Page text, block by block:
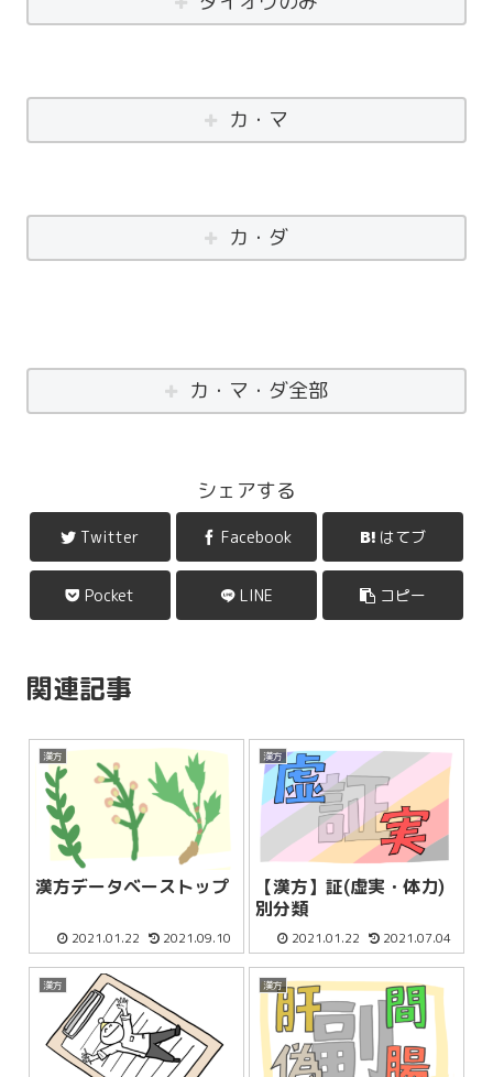
カ・マ
カ・ダ
カ・マ・ダ全部
シェアする
Twitter Facebook はてブ
Pocket LINE コピー
関連記事
漢方
漢方データベーストップ
2021.01.22 2021.09.10
漢方
【漢方】証(虚実・体力)
別分類
2021.01.22 2021.07.04
漢方 漢方